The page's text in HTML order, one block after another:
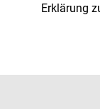
Erklärung